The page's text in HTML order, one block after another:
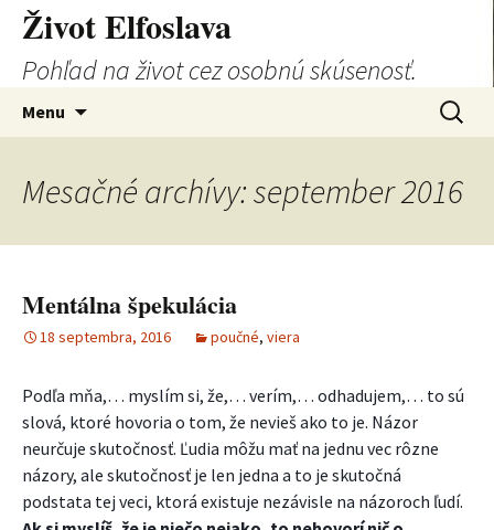
Život Elfoslava
Pohľad na život cez osobnú skúsenosť.
Menu Hľadať:
Mesačné archívy: september 2016
Mentálna špekulácia
18 septembra, 2016 poučné, viera
Podľa mňa,… myslím si, že,… verím,… odhadujem,… to sú
slová, ktoré hovoria o tom, že nevieš ako to je. Názor
neurčuje skutočnosť. Ľudia môžu mať na jednu vec rôzne
názory, ale skutočnosť je len jedna a to je skutočná
podstata tej veci, ktorá existuje nezávisle na názoroch ľudí.